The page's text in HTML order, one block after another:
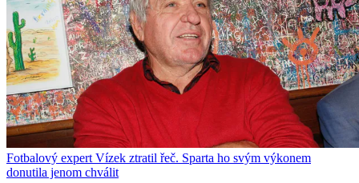
Fotbalový expert Vízek ztratil řeč. Sparta ho svým výkonem
donutila jenom chválit